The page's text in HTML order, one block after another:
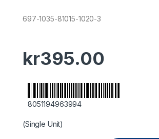
697-1035-81015-1020-3
kr395.00
8051194963994
(Single Unit)